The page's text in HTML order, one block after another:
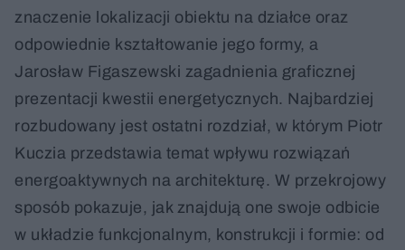
znaczenie lokalizacji obiektu na działce oraz
odpowiednie kształtowanie jego formy, a
Jarosław Figaszewski zagadnienia graficznej
prezentacji kwestii energetycznych. Najbardziej
rozbudowany jest ostatni rozdział, w którym Piotr
Kuczia przedstawia temat wpływu rozwiązań
energoaktywnych na architekturę. W przekrojowy
sposób pokazuje, jak znajdują one swoje odbicie
w układzie funkcjonalnym, konstrukcji i formie: od